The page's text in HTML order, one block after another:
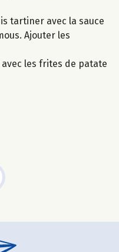
tartiner avec la sauce
Ajouter les
les frites de patate